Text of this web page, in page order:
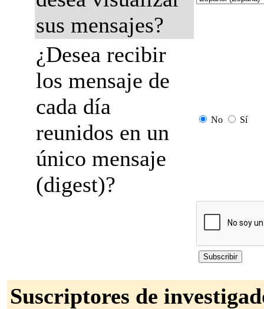
sus mensajes?
¿Desea recibir
los mensaje de
cada día
reunidos en un
único mensaje
(digest)?
No Sí
Suscriptores de